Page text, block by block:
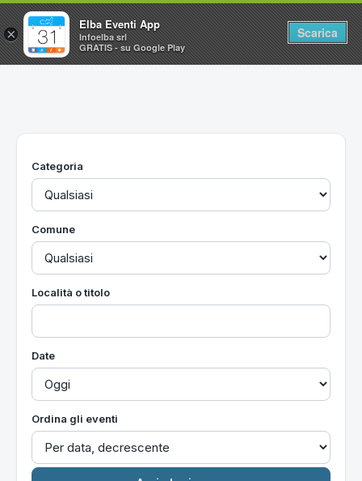
Home
Utilità
Categoria
Comune
Località o titolo
Date
Ordina gli eventi
×
Elba Eventi App
Infoelba srl
GRATIS - su Google Play
Scarica